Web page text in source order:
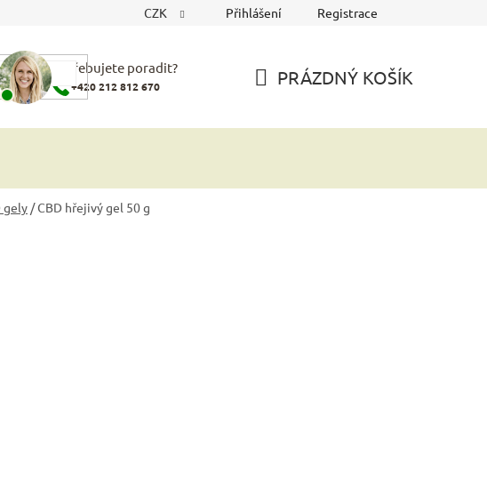
CZK Přihlášení Registrace
Potřebujete poradit?
+420 212 812 670 PRÁZDNÝ KOŠÍK
gely /CBD hřejivý gel 50 g